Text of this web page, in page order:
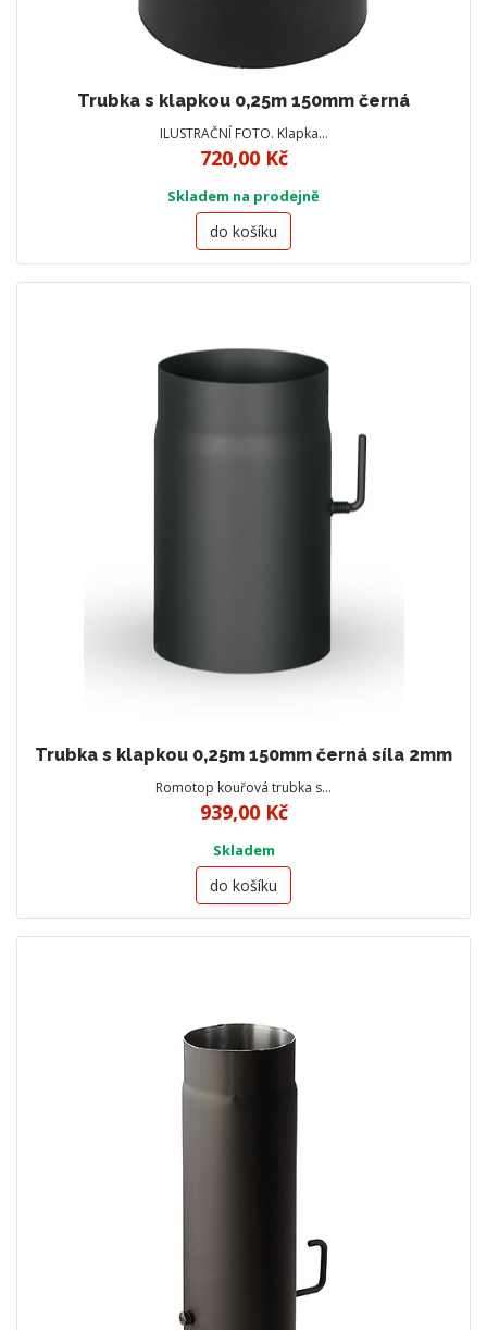
Trubka s klapkou 0,25m 150mm černá
ILUSTRAČNÍ FOTO. Klapka…
720,00 Kč
Skladem na prodejně
do košíku
Trubka s klapkou 0,25m 150mm černá síla 2mm
Romotop kouřová trubka s…
939,00 Kč
Skladem
do košíku